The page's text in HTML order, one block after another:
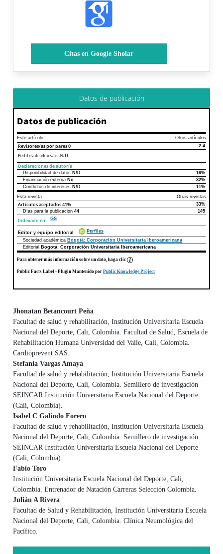
Citas en Google Sholar
Datos de publicación
Datos de publicación
Este artículo Otros artículos
Revisores/as por pares0
2.4
Perfil evaluadores/as N/D
Declaraciones de autoría
Declaraciones de autoríaEste artículo
Disponibilidad de datos N/D
16%
Financiación externa No
32%
Conflictos de intereses N/D
11%
Esta revista
Otras revistas
Artículos aceptados41%
33%
Días para la publicación44 145
Indexado en GS
Editor y equipo editorial
Perfiles
Sociedad académica Bogotá: Corporación Universitaria Iberoamericana
Editorial
Bogotá: Corporación Universitaria Iberoamericana
Para obtener más información sobre un dato, haga clic
Public Facts Label - Plugin Mantenido porPublic Knowledge Project
Contenido principal del artículo
Jhonatan Betancourt Peña
Facultad de salud y rehabilitación, Institución Universitaria Escuela
Nacional del Deporte, Cali, Colombia. Facultad de Salud, Escuela de
Rehabilitación Humana Universidad del Valle, Cali, Colombia.
Cardioprevent SAS.
Stefania Vargas Amaya
Facultad de salud y rehabilitación, Institución Universitaria Escuela
Nacional del Deporte, Cali, Colombia. Semillero de investigación
SEINCAR Institución Universitaria Escuela Nacional del Deporte
(Cali, Colombia).
Isabel C Galindo Forero
Facultad de salud y rehabilitación, Institución Universitaria Escuela
Nacional del Deporte, Cali, Colombia. Semillero de investigación
SEINCAR Institución Universitaria Escuela Nacional del Deporte
(Cali, Colombia).
Fabio Toro
Institución Universitaria Escuela Nacional del Deporte, Cali,
Colombia. Entrenador de Natación Carreras Selección Colombia.
Julián A Rivera
Facultad de Salud y Rehabilitación, Institución Universitaria Escuela
Nacional del Deporte, Cali, Colombia. Clínica Neumológica del
Pacífico.